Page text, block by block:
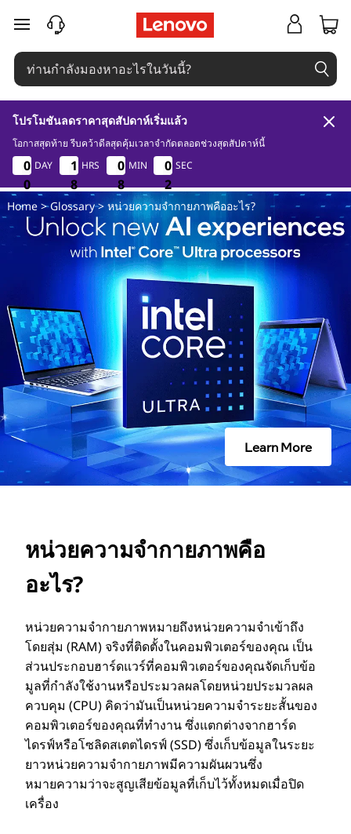
ห
น่
ว
ย
ค
ว
ม
จํ
า
ก
า
ข้ามไปที่เนื้อหาหลัก
โปรโมชันลดราคาสุดสัปดาห์เริ่มแล้ว
โอกาสสุดท้าย รีบคว้าดีลสุดคุ้มเวลาจำกัดตลอดช่วงสุดสัปดาห์นี้
0
0
0
0
0
0
0
0
DAY
1
8
1
8
1
8
1
8
HRS
0
8
0
8
0
8
0
8
MIN 0
2
0
1
0
2
0
1
SEC
Home>Glossary> หน่วยความจํากายภาพคืออะไร?
Learn More
หน่วยความจํากายภาพคือ
อะไร?
หน่วยความจํากายภาพหมายถึงหน่วยความจําเข้าถึง
โดยสุ่ม (RAM) จริงที่ติดตั้งในคอมพิวเตอร์ของคุณ เป็น
ส่วนประกอบฮาร์ดแวร์ที่คอมพิวเตอร์ของคุณจัดเก็บข้อ
มูลที่กําลังใช้งานหรือประมวลผลโดยหน่วยประมวลผล
ควบคุม (CPU) คิดว่ามันเป็นหน่วยความจําระยะสั้นของ
คอมพิวเตอร์ของคุณที่ทํางาน ซึ่งแตกต่างจากฮาร์ด
ไดรฟ์หรือโซลิดสเตตไดรฟ์ (SSD) ซึ่งเก็บข้อมูลในระยะ
ยาวหน่วยความจํากายภาพมีความผันผวนซึ่ง
หมายความว่าจะสูญเสียข้อมูลที่เก็บไว้ทั้งหมดเมื่อปิด
เครื่อง